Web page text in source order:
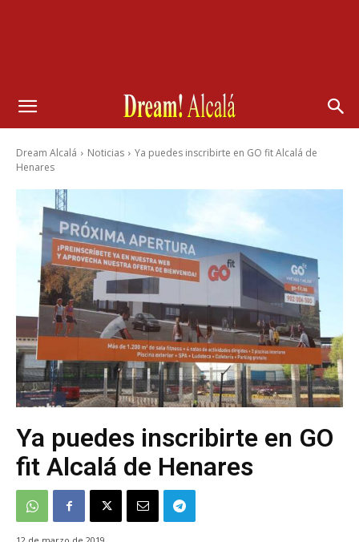
Dream Alcalá Noticias
Ya puedes inscribirte en GO fit Alcalá de
Henares
Ya puedes inscribirte en GO
fit Alcalá de Henares